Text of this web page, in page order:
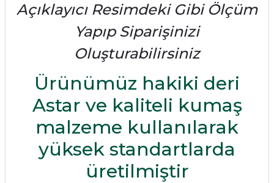
Açıklayıcı Resimdeki Gibi Ölçüm
Yapıp Siparişinizi
Oluşturabilirsiniz
Ürünümüz hakiki deri
Astar ve kaliteli kumaş
malzeme kullanılarak
yüksek standartlarda
üretilmiştir